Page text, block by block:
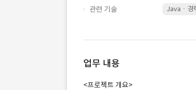
관련 기술
Java · 경
업무 내용
<프로젝트 개요>